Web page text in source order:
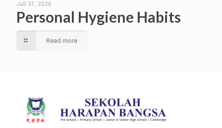
Juli 31, 2026
Personal Hygiene Habits
Read more